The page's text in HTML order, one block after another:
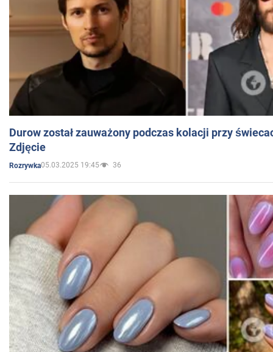
Durow został zauważony podczas kolacji przy
Zdjęcie
Rozrywka05.03.2025 19:45 36